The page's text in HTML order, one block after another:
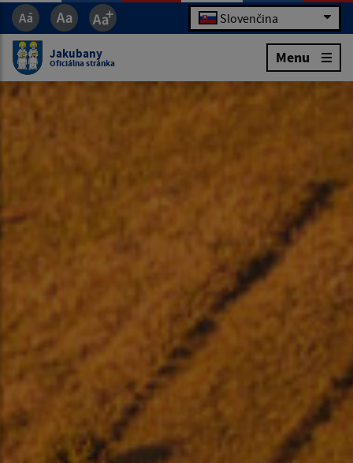
Slovenčina
Jakubany
Oficiálna stránka Menu